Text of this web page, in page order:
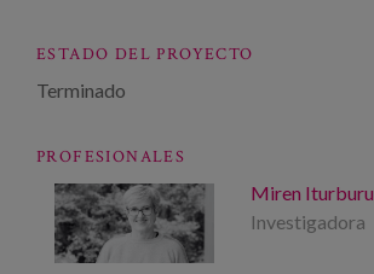
ESTADO DEL PROYECTO
Terminado
PROFESIONALES
Miren Iturburu
Investigadora